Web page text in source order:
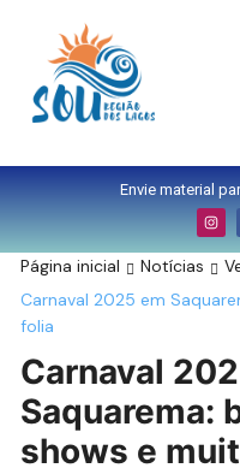
Envie material
Página inicial Notícias
Carnaval 2025 em
folia
Carnaval
Saquarema:
shows e